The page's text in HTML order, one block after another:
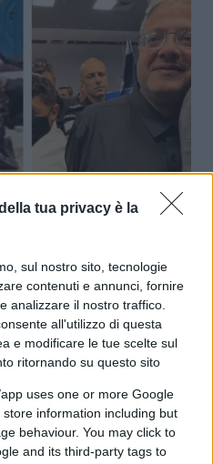
tua privacy è la
sul nostro sito, tecnologie
contenuti e annunci, fornire
analizzare il nostro traffico.
all'utilizzo di questa
e modificare le tue scelte sul
ritornando su questo sito
uses one or more Google
information including but
behaviour. You may click to
and its third-party tags to
Meloni
4.7k